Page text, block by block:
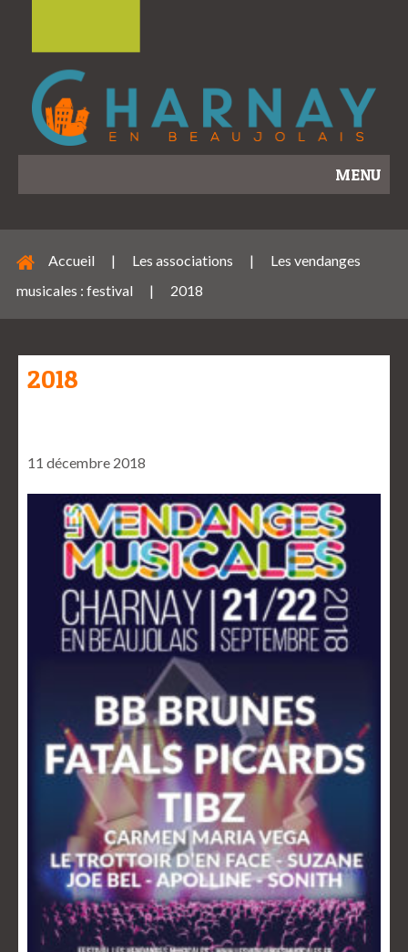
MENU
Accueil | Les associations |
Les vendanges
musicales : festival
| 2018
2018
11 décembre 2018